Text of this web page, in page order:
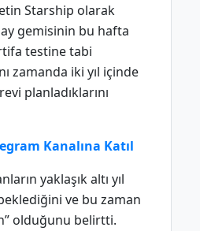
Starship olarak
gemisinin bu hafta
testine tabi
zamanda iki yıl içinde
planladıklarını
Kanalına Katıl
yaklaşık altı yıl
ve bu zaman
olduğunu belirtti.